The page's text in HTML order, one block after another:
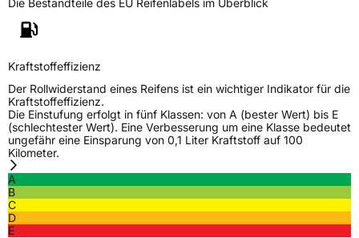
Kraftstoffeffizienz
Der Rollwiderstand eines Reifens ist ein wichtiger Indikator für die
Kraftstoffeffizienz.
Die Einstufung erfolgt in fünf Klassen: von A (bester Wert) bis E
(schlechtester Wert). Eine Verbesserung um eine Klasse bedeutet
ungefähr eine Einsparung von 0,1 Liter Kraftstoff auf 100
Kilometer.
A
B
C
D
E